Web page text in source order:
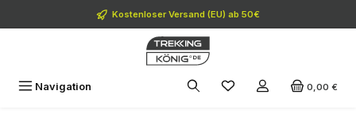
Zum Hauptinhalt springenKostenloser Versand (EU) ab 50€
Navigation 0,00 €